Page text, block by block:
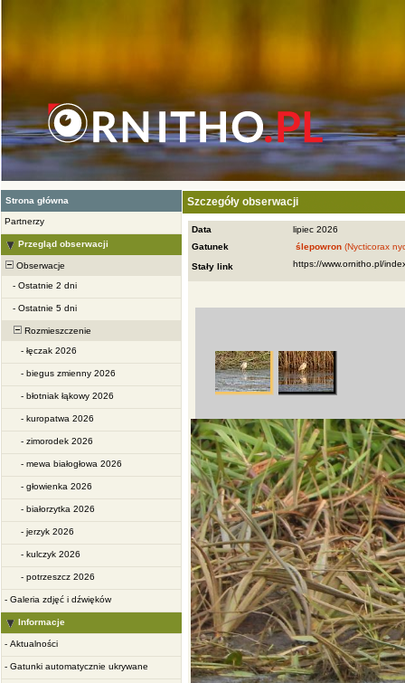
Strona główna
Partnerzy
Przegląd obserwacji
Obserwacje
- Ostatnie 2 dni
- Ostatnie 5 dni
Rozmieszczenie
- łęczak 2026
- biegus zmienny 2026
- błotniak łąkowy 2026
- kuropatwa 2026
- zimorodek 2026
- mewa białogłowa 2026
- głowienka 2026
- białorzytka 2026
- jerzyk 2026
- kulczyk 2026
- potrzeszcz 2026
- Galeria zdjęć i dźwięków
Informacje
- Aktualności
- Gatunki automatycznie ukrywane
Szczegóły obserwacji
Data
lipiec 2026
Gatunek
ślepowron (Nycticorax
Stały link